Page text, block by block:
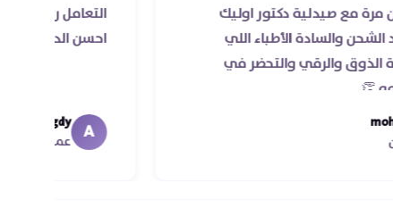
دكتور اوليك
الأطباء اللي
والتحضر في
التعامل راقي جدا و
احسن الدكاتره الي
Ahmed Magdy
عميل الأونلاين